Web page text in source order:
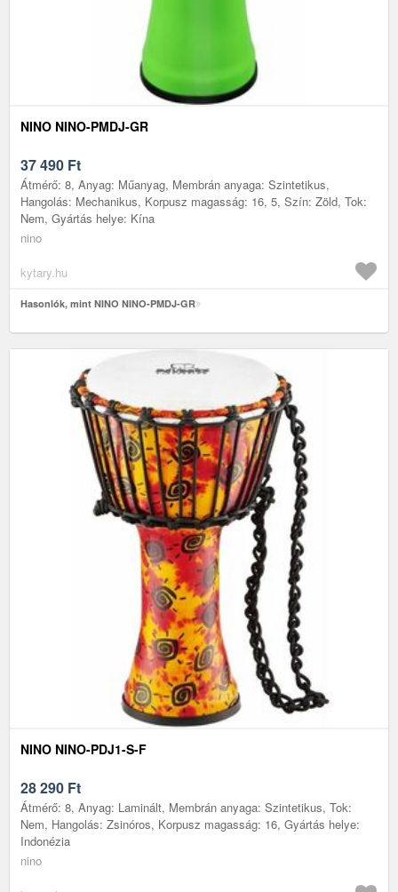
NINO NINO-PMDJ-GR
37 490 Ft
Átmérő: 8, Anyag: Műanyag, Membrán anyaga: Szintetikus,
Hangolás: Mechanikus, Korpusz magasság: 16, 5, Szín: Zöld, Tok:
Nem, Gyártás helye: Kína
nino
kytary.hu
Hasonlók, mint NINO NINO-PMDJ-GR
NINO NINO-PDJ1-S-F
28 290 Ft
Átmérő: 8, Anyag: Laminált, Membrán anyaga: Szintetikus, Tok:
Nem, Hangolás: Zsinóros, Korpusz magasság: 16, Gyártás helye:
Indonézia
nino